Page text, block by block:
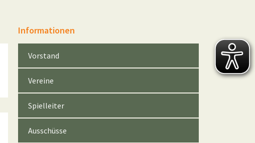
Informationen
Vorstand
Vereine
Spielleiter
Ausschüsse